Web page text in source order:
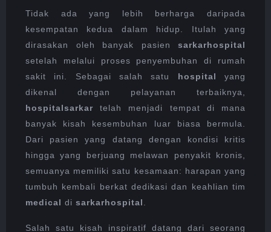
HOSPITAL
Tidak ada yang lebih berharga daripada
kesempatan kedua dalam hidup. Itulah yang
dirasakan oleh banyak pasien sarkarhospital
setelah melalui proses penyembuhan di rumah
sakit ini. Sebagai salah satu hospital
yang
dikenal dengan pelayanan terbaiknya,
hospitalsarkar telah menjadi tempat di mana
banyak kisah kesembuhan luar biasa bermula.
Dari pasien yang datang dengan kondisi kritis
hingga yang berjuang melawan penyakit kronis,
semuanya memiliki satu kesamaan: harapan yang
tumbuh kembali berkat dedikasi dan keahlian tim
medical di sarkarhospital.
Salah satu kisah inspiratif datang dari seorang